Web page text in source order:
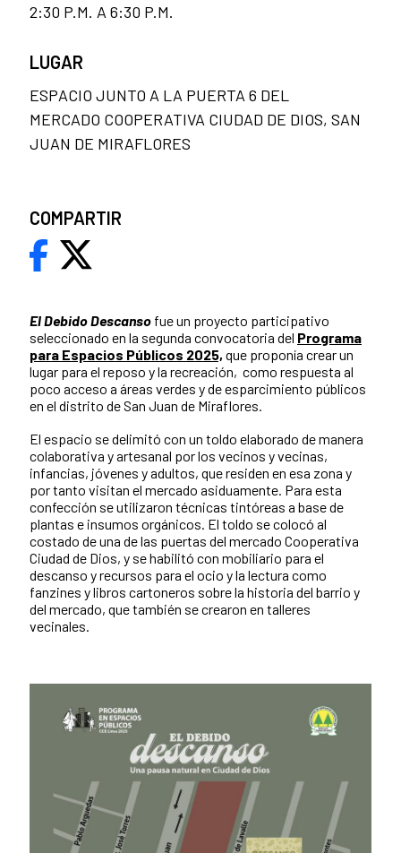
El Debido Descanso fue un proyecto participativo
seleccionado en la segunda convocatoria del Programa
para Espacios Públicos 2025, que proponía crear un
lugar para el reposo y la recreación, como respuesta al
poco acceso a áreas verdes y de esparcimiento públicos
en el distrito de San Juan de Miraflores.
El espacio se delimitó con un toldo elaborado de manera
colaborativa y artesanal por los vecinos y vecinas,
infancias, jóvenes y adultos, que residen en esa zona y
por tanto visitan el mercado asiduamente. Para esta
confección se utilizaron técnicas tintóreas a base de
plantas e insumos orgánicos. El toldo se colocó al
costado de una de las puertas del mercado Cooperativa
Ciudad de Dios, y se habilitó con mobiliario para el
descanso yrecursos para el ocio y la lectura como
fanzines y libros cartoneros sobre la historia del barrio y
del mercado, que también se crearon en talleres
vecinales.
2:30 P.M. A 6:30 P.M.
LUGAR
ESPACIO JUNTO A LA PUERTA 6 DEL
MERCADO COOPERATIVA CIUDAD DE DIOS, SAN
JUAN DE MIRAFLORES
COMPARTIR